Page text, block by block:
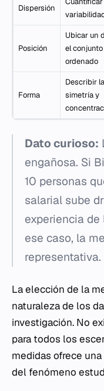
Dispersión
Posición
Ubicar un
el conjunto
ordenado
Forma
Describir la
simetría y
Dato curioso:
engañosa. Si
10 personas
salarial sube
experiencia de
ese caso, la
representativa.
La elección de la
naturaleza de los
investigación. No
para todos los
medidas ofrece
del fenómeno